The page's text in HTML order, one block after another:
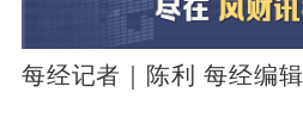
每经记者｜陈利 每经编